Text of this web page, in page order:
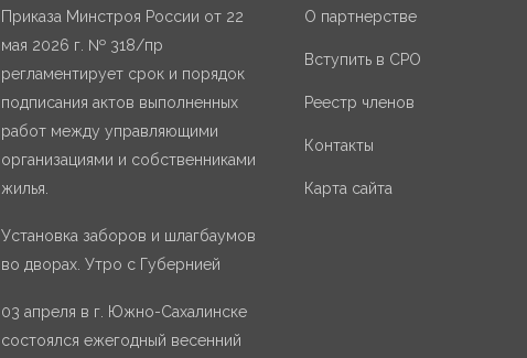
Приказа Минстроя России от 22
мая 2026 г. № 318/пр
регламентирует срок и порядок
подписания актов выполненных
работ между управляющими
организациями и собственниками
жилья.
Установка заборов и шлагбаумов
во дворах. Утро с Губернией
03 апреля в г. Южно-Сахалинске
состоялся ежегодный весенний
О партнерстве
Вступить в СРО
Реестр членов
Контакты
Карта сайта